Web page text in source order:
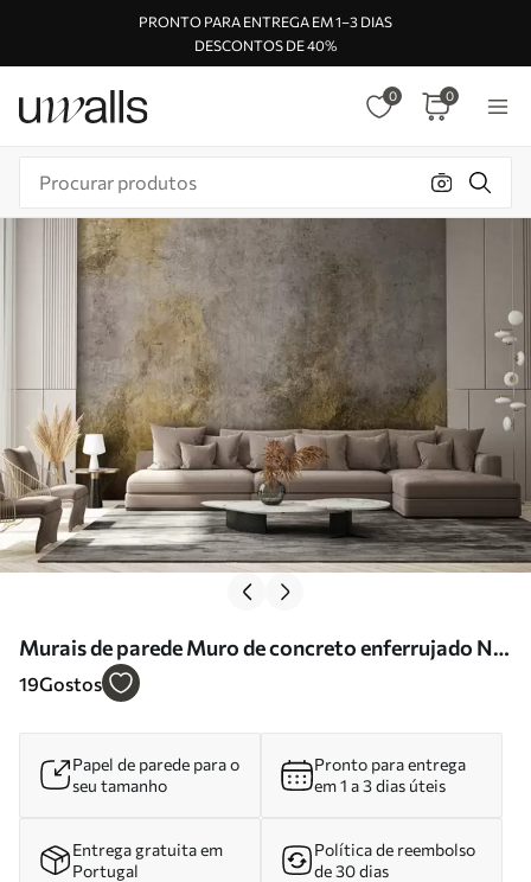
PRONTO PARA ENTREGA EM 1–3 DIAS
DESCONTOS DE 40%
0 0
Murais de parede Muro de concreto enferrujado Nr.
u97226
19Gostos
Papel de parede para o
seu tamanho
Pronto para entrega
em 1 a 3 dias úteis
Entrega gratuita em
Portugal
Política de reembolso
de 30 dias